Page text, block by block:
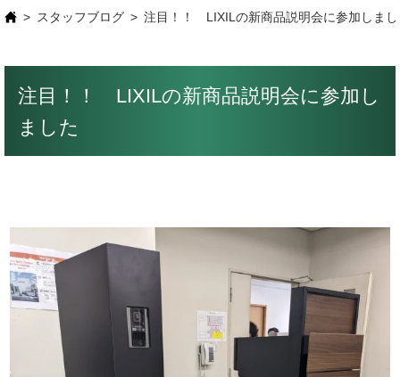
スタッフブログ 注目！！ LIXILの新商品説明会に参加しまし
注目！！ LIXILの新商品説明会に参加し
ました